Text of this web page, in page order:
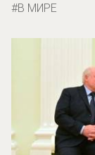
В МИРЕ